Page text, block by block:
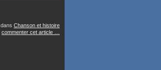
dans Chanson et histoire
commenter cet article